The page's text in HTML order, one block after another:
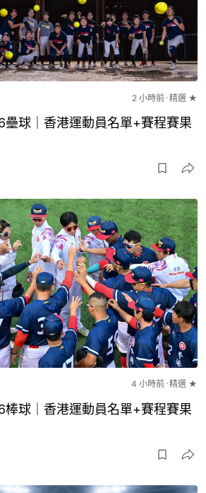
2 小時前 精選 ★
球｜香港運動員名單+賽程賽果
4 小時前 精選 ★
球｜香港運動員名單+賽程賽果